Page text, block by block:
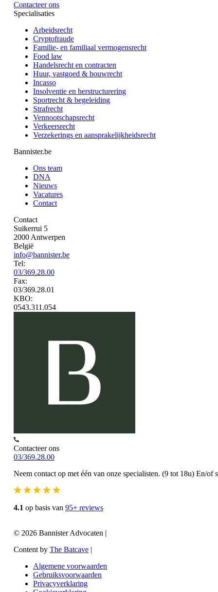
Contacteer ons
Specialisaties
Arbeidsrecht
Cryptofraude
Familie- en familiaal vermogensrecht
Food law
Handelsrecht en contracten
Huur, vastgoed & bouwrecht
Incasso
Insolventie en herstructurering
Sportrecht & begeleiding
Strafrecht
Vennootschapsrecht
Verkeersrecht
Verzekerings en aansprakelijkheidsrecht
Bannister.be
Ons team
DNA
Nieuws
Vacatures
Contact
Contact
Suikerrui 5
2000 Antwerpen
België
info@bannister.be
Tel:
03/369.28.00
Fax:
03/369.28.01
KBO:
0543.311.054
Contacteer ons
03/369.28.00
Neem contact op met één van onze specialisten. (9 tot 18u) En/of
4.1 op basis van 95+ reviews
© 2026 Bannister Advocaten |
Content by The Batcave |
Algemene voorwaarden
Gebruiksvoorwaarden
Privacyverklaring